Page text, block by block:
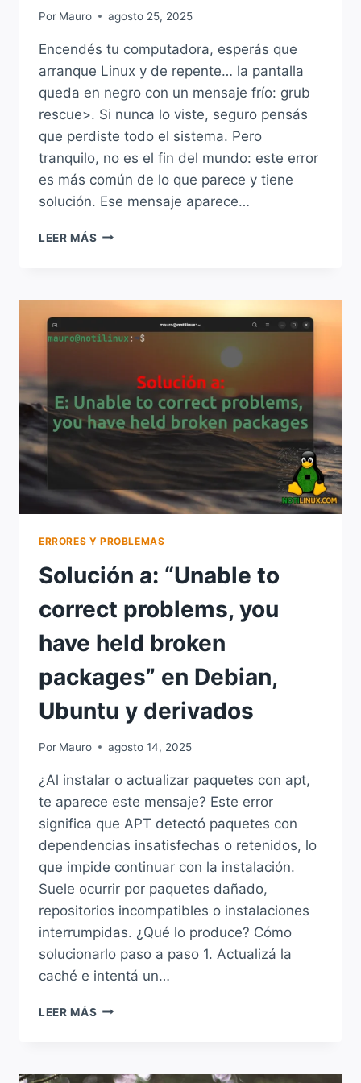
Por Mauro agosto 25, 2025
Encendés tu computadora, esperás que
arranque Linux y de repente… la pantalla
queda en negro con un mensaje frío: grub
rescue>. Si nunca lo viste, seguro pensás
que perdiste todo el sistema. Pero
tranquilo, no es el fin del mundo: este error
es más común de lo que parece y tiene
solución. Ese mensaje aparece…
LEER MÁS SOLUCIÓN
EN
LINUX
ERRORES Y PROBLEMAS
Solución a: “Unable to
correct problems, you
have held broken
packages” en Debian,
Ubuntu y derivados
Por Mauro agosto 14, 2025
¿Al instalar o actualizar paquetes con apt,
te aparece este mensaje? Este error
significa que APT detectó paquetes con
dependencias insatisfechas o retenidos, lo
que impide continuar con la instalación.
Suele ocurrir por paquetes dañado,
repositorios incompatibles o instalaciones
interrumpidas. ¿Qué lo produce? Cómo
solucionarlo paso a paso 1. Actualizá la
caché e intentá un…
LEER MÁS SOLUCIÓN
CORRECT